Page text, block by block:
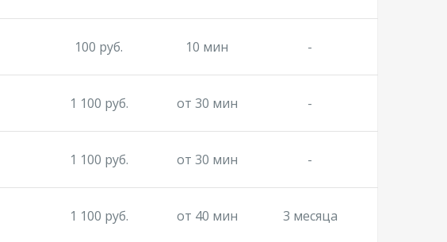
100 руб. 10 мин -
1 100 руб. от 30 мин -
1 100 руб. от 30 мин -
1 100 руб. от 40 мин 3 месяца